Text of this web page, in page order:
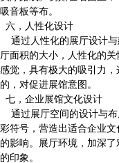
吸音板等布。
六，人性化设计
通过人性化的展厅设计
厅面积的大小，人性化的
感觉，具有极大的吸引力
的，对促进展馆意图。
七，企业展馆文化设计
通过展厅空间的设计与
彩符号，营造出适合企业
的影响。展厅环境，加深
的印象。